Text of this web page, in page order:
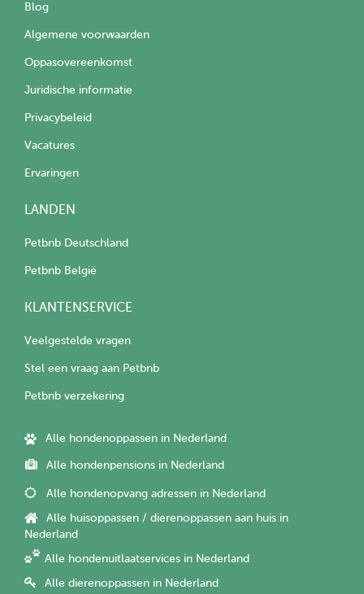
Blog
Algemene voorwaarden
Oppasovereenkomst
Juridische informatie
Privacybeleid
Vacatures
Ervaringen
LANDEN
Petbnb Deutschland
Petbnb België
KLANTENSERVICE
Veelgestelde vragen
Stel een vraag aan Petbnb
Petbnb verzekering
Alle hondenoppassen in Nederland
Alle hondenpensions in Nederland
Alle hondenopvang adressen in Nederland
Alle huisoppassen / dierenoppassen aan huis in
Nederland
Alle hondenuitlaatservices in Nederland
Alle dierenoppassen in Nederland